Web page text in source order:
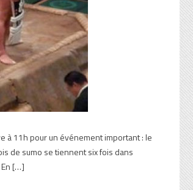
à 11h pour un événement important : le
de sumo se tiennent six fois dans
[…]